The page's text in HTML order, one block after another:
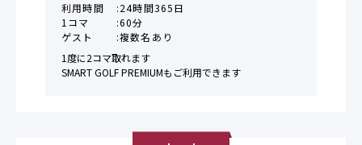
利用時間
24時間365日
1コマ
60分
ゲスト
複数名あり
1度に2コマ取れます
SMART GOLF PREMIUMもご利用できます